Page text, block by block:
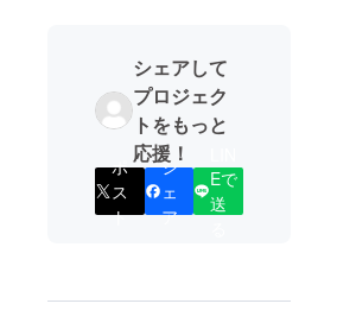
シェアして
プロジェク
トをもっと
応援！
ポ
ス
ト
シ
ェ
ア
Eで
送